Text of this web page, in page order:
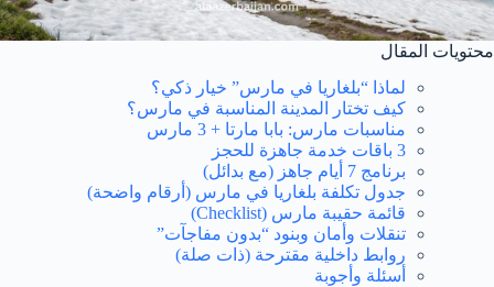
محتويات المقال
لماذا “بلغاريا في مارس” خيار ذكي؟
كيف تختار المدينة المناسبة في مارس؟
مناسبات مارس: بابا مارتا + 3 مارس
3 باقات خدمة جاهزة للحجز
برنامج 7 أيام جاهز (مع بدائل)
جدول تكلفة بلغاريا في مارس (أرقام واضحة)
قائمة حقيبة مارس (Checklist)
تنقلات وأمان وبنود “بدون مفاجآت”
روابط داخلية مقترحة (ذات صلة)
أسئلة وأجوبة